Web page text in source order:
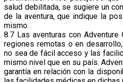
salud debilitada, se sugiere un
de la aventura, que indique la
mismo.
8.7 Las aventuras con
regiones remotas o en
no sea de fácil acceso y las
mismo nivel que en su país.
garantía en relación con la